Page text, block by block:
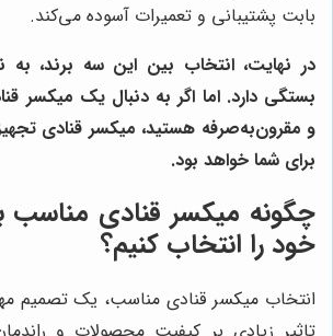
بابت پشتیبانی و تعمیرات آسوده می‌کند.
در نهایت، انتخاب بین این سه برند، به
بستگی دارد. اما اگر به دنبال یک میکسر
و مقرون‌به‌صرفه هستید، میکسر قنادی
برای شما خواهد بود.
چگونه میکسر قنادی مناسب
خود را انتخاب کنیم؟
انتخاب میکسر قنادی مناسب، یک تصمیم